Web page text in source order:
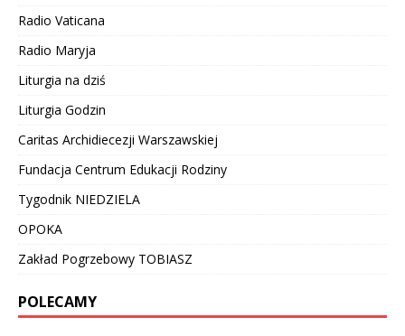
Radio Vaticana
Radio Maryja
Liturgia na dziś
Liturgia Godzin
Caritas Archidiecezji Warszawskiej
Fundacja Centrum Edukacji Rodziny
Tygodnik NIEDZIELA
OPOKA
Zakład Pogrzebowy TOBIASZ
POLECAMY